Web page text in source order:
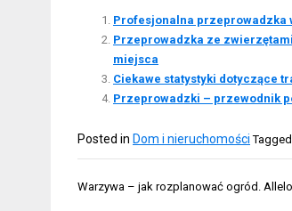
Profesjonalna przeprowadzka
Przeprowadzka ze
miejsca
Ciekawe statystyki dotyczące
Przeprowadzki – przewodnik
Posted in Dom i nieruchomości Tagged
Nawigacja
Warzywa – jak rozplanować ogród.